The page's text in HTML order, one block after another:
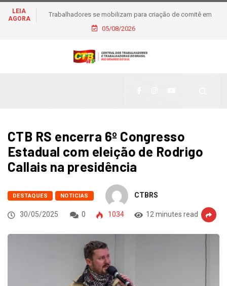
LEIA
AGORA
Trabalhadores se mobilizam para criação de comitê em
apoio à pré-candidatura de Daiana Santos
05/08/2026
CTB RS encerra 6º Congresso
Estadual com eleição de Rodrigo
Callais na presidência
DESTAQUES NOTICIAS CTBRS
30/05/2025 0 1034 12 minutes read